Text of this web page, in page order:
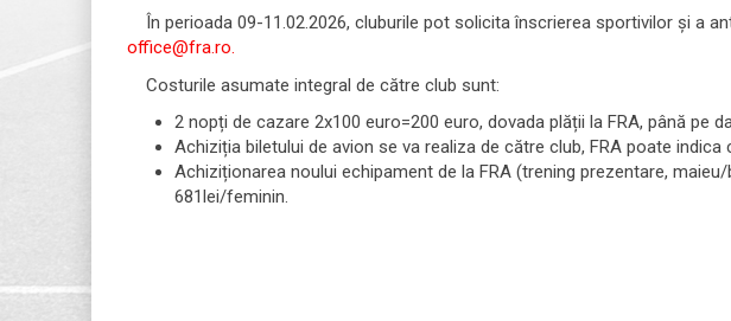
În perioada 09-11.02.2026, cluburile pot solicita înscrierea sportivilor și a
office@fra.ro.
Costurile asumate integral de către club sunt:
2 nopți de cazare 2x100 euro=200 euro, dovada plății la FRA, până pe
Achiziția biletului de avion se va realiza de către club, FRA poate
Achiziționarea noului echipament de la FRA (trening prezentare,
681lei/feminin.